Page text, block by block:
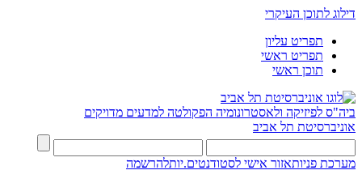
דילוג לתוכן העיקרי
תפריט עליון
תפריט ראשי
תוכן ראשי
ביה"ס לפיזיקה ולאסטרונומיה הפקולטה למדעים מדויקים
אוניברסיטת תל אביב
מערכת פניותאזור אישי לסטודנטים.יותלהרשמה